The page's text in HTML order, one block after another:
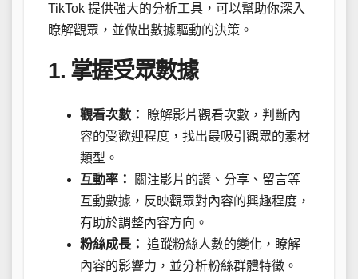
TikTok 提供強大的分析工具，可以幫助你深入
瞭解觀眾，並做出數據驅動的決策。
1. 掌握受眾數據
觀看次數：
瞭解影片觀看次數，判斷內
容的受歡迎程度，找出最吸引觀眾的素材
類型。
互動率：
關注影片的讚、分享、留言等
互動數據，反映觀眾對內容的興趣程度，
有助於調整內容方向。
粉絲成長： 追蹤粉絲人數的變化，瞭解
內容的影響力，並分析粉絲群體特徵。